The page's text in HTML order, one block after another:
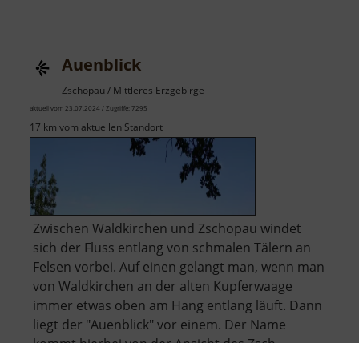
Auenblick
Zschopau / Mittleres Erzgebirge
aktuell vom 23.07.2024 / Zugriffe: 7295
17 km vom aktuellen Standort
Zwischen Waldkirchen und Zschopau windet
sich der Fluss entlang von schmalen Tälern an
Felsen vorbei. Auf einen gelangt man, wenn man
von Waldkirchen an der alten Kupferwaage
immer etwas oben am Hang entlang läuft. Dann
liegt der "Auenblick" vor einem. Der Name